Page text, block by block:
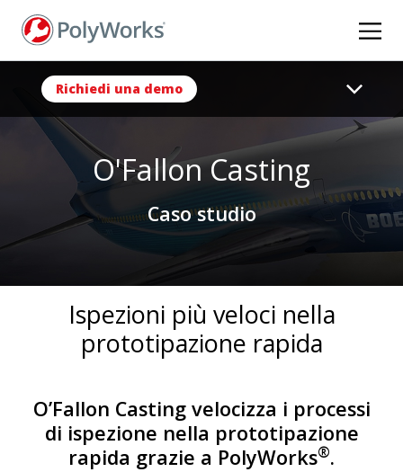
Salta
principale
Richiedi una demo
O'Fallon Casting
Caso studio
Ispezioni più veloci nella
prototipazione rapida
O’Fallon Casting velocizza i processi
di ispezione nella prototipazione
rapida grazie a PolyWorks®.